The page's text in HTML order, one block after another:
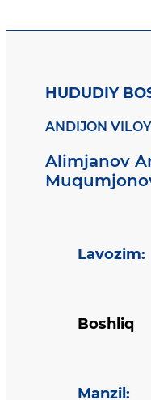
HUDUDIY
ANDIJON
Alimjanov
Lavozim:
Boshliq
Manzil :